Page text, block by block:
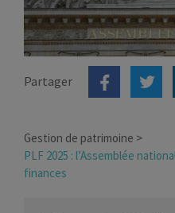
Partager
Gestion de patrimoine
PLF 2025 : l’Assemblée
finances